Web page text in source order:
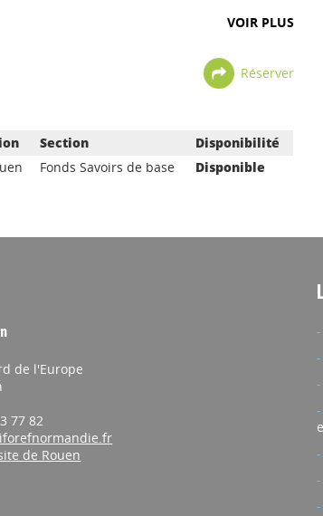
VOIR PLUS
Réserver
Section
Disponibilité
Fonds Savoirs de base Disponible
de l'Europe
77 82
de Rouen